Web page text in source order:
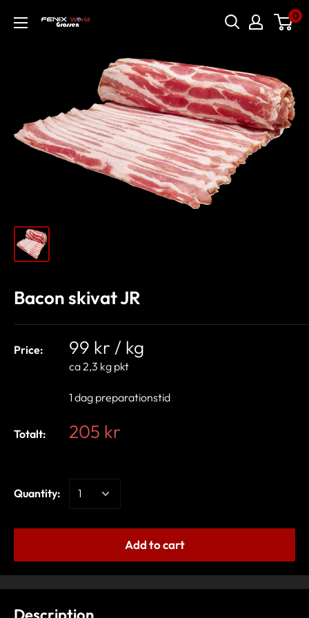
0
Bacon skivat JR
Price: 99 kr / kg
ca 2,3 kg pkt
1 dag preparationstid
Totalt: 205 kr
Quantity:
Add to cart